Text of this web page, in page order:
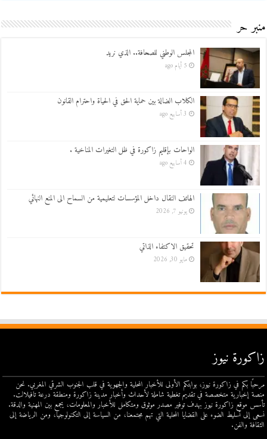
منبر حر
المجلس الوطني للصحافة.. الذي نريد
5 أيام ago
الكلاب الضالة بين حماية الحق في الحياة واحترام القانون
3 أسابيع ago
الواحات بإقليم زاكورة في ظل التغيرات المناخية .
4 أسابيع ago
الهاتف النقال داخل المؤسسات لتعليمية من السماح الى المنع النهائي
يونيو 7, 2026
تحقيق الاكتفاء الذاتي
مايو 30, 2026
زاكورة نيوز
مرحبًا بكم في زاكورة نيوز، بوابتكم الأولى للأخبار المحلية والجهوية في قلب الجنوب الشرقي المغربي. نحن
منصة إخبارية متخصصة في تقديم تغطية شاملة لأحداث وأخبار مدينة زاكورة ومنطقة درعة تافيلالت.
تأسس موقع زاكورة نيوز بهدف توفير مصدر موثوق ومتكامل للأخبار والمعلومات، يجمع بين المهنية والدقة.
نسعى إلى تسليط الضوء على القضايا المحلية التي تهم مجتمعنا، من السياسة إلى التكنولوجيا، ومن الرياضة إلى
الثقافة والفن.